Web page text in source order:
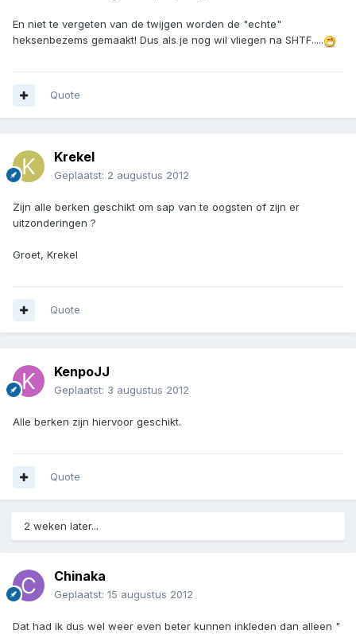
En niet te vergeten van de twijgen worden de "echte"
heksenbezems gemaakt! Dus als je nog wil vliegen na SHTF.....
Quote
Krekel
Geplaatst: 2 augustus 2012
Zijn alle berken geschikt om sap van te oogsten of zijn er
uitzonderingen ?
Groet, Krekel
Quote
KenpoJJ
Geplaatst: 3 augustus 2012
Alle berken zijn hiervoor geschikt.
Quote
2 weken later...
Chinaka
Geplaatst: 15 augustus 2012
Dat had ik dus wel weer even beter kunnen inkleden dan alleen "